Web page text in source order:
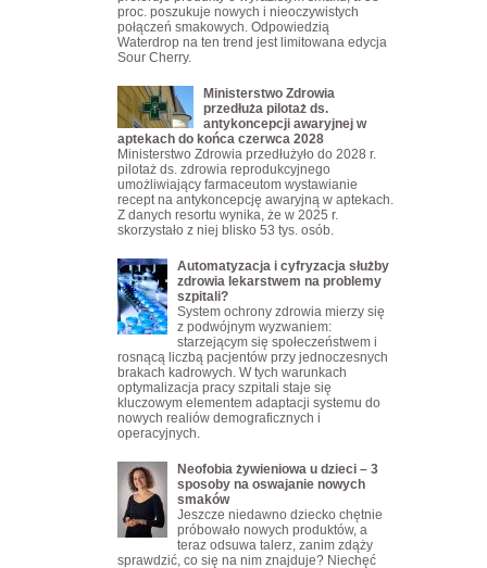
proc. poszukuje nowych i nieoczywistych
połączeń smakowych. Odpowiedzią
Waterdrop na ten trend jest limitowana edycja
Sour Cherry.
Ministerstwo Zdrowia
przedłuża pilotaż ds.
antykoncepcji awaryjnej w
aptekach do końca czerwca 2028
Ministerstwo Zdrowia przedłużyło do 2028 r.
pilotaż ds. zdrowia reprodukcyjnego
umożliwiający farmaceutom wystawianie
recept na antykoncepcję awaryjną w aptekach.
Z danych resortu wynika, że w 2025 r.
skorzystało z niej blisko 53 tys. osób.
Automatyzacja i cyfryzacja służby
zdrowia lekarstwem na problemy
szpitali?
System ochrony zdrowia mierzy się
z podwójnym wyzwaniem:
starzejącym się społeczeństwem i
rosnącą liczbą pacjentów przy jednoczesnych
brakach kadrowych. W tych warunkach
optymalizacja pracy szpitali staje się
kluczowym elementem adaptacji systemu do
nowych realiów demograficznych i
operacyjnych.
Neofobia żywieniowa u dzieci – 3
sposoby na oswajanie nowych
smaków
Jeszcze niedawno dziecko chętnie
próbowało nowych produktów, a
teraz odsuwa talerz, zanim zdąży
sprawdzić, co się na nim znajduje? Niechęć